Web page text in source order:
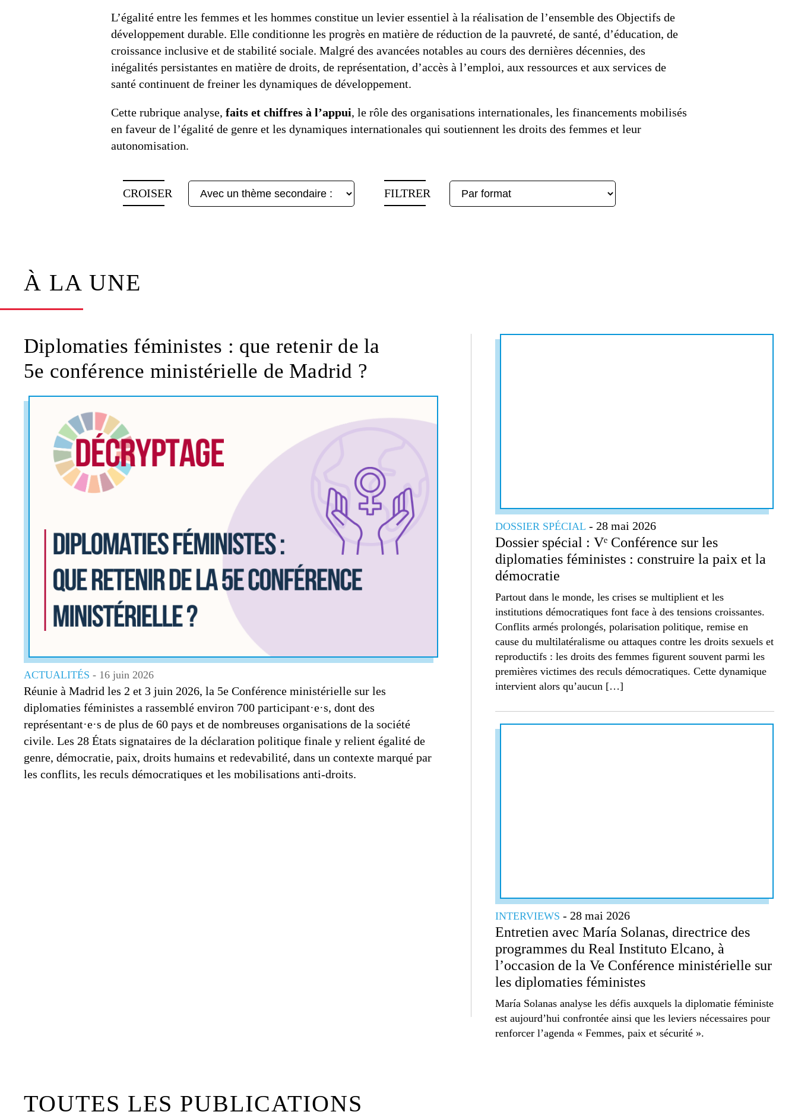
TOUS LES THÈMES
VIDÉOS
L’égalité entre les femmes et les hommes constitue un levier essentiel à la réalisation de l’ensemble des Objectifs de
développement durable. Elle conditionne les progrès en matière de réduction de la pauvreté, de santé, d’éducation, de
croissance inclusive et de stabilité sociale. Malgré des avancées notables au cours des dernières décennies, des
inégalités persistantes en matière de droits, de représentation, d’accès à l’emploi, aux ressources et aux services de
santé continuent de freiner les dynamiques de développement.
Cette rubrique analyse, faits et chiffres à l’appui, le rôle des organisations internationales, les financements mobilisés
en faveur de l’égalité de genre et les dynamiques internationales qui soutiennent les droits des femmes et leur
autonomisation.
CROISER FILTRER
À LA UNE
Diplomaties féministes : que retenir de la
5e conférence ministérielle de Madrid ?
ACTUALITÉS - 16 juin 2026
Réunie à Madrid les 2 et 3 juin 2026, la 5e Conférence ministérielle sur les
diplomaties féministes a rassemblé environ 700 participant·e·s, dont des
représentant·e·s de plus de 60 pays et de nombreuses organisations de la société
civile. Les 28 États signataires de la déclaration politique finale y relient égalité de
genre, démocratie, paix, droits humains et redevabilité, dans un contexte marqué par
les conflits, les reculs démocratiques et les mobilisations anti-droits.
DOSSIER SPÉCIAL - 28 mai 2026
Dossier spécial : Vᵉ Conférence sur les
diplomaties féministes : construire la paix et la
démocratie
Partout dans le monde, les crises se multiplient et les
institutions démocratiques font face à des tensions croissantes.
Conflits armés prolongés, polarisation politique, remise en
cause du multilatéralisme ou attaques contre les droits sexuels et
reproductifs : les droits des femmes figurent souvent parmi les
premières victimes des reculs démocratiques. Cette dynamique
intervient alors qu’aucun […]
INTERVIEWS - 28 mai 2026
Entretien avec María Solanas, directrice des
programmes du Real Instituto Elcano, à
l’occasion de la Ve Conférence ministérielle sur
les diplomaties féministes
María Solanas analyse les défis auxquels la diplomatie féministe
est aujourd’hui confrontée ainsi que les leviers nécessaires pour
renforcer l’agenda « Femmes, paix et sécurité ».
TOUTES LES PUBLICATIONS